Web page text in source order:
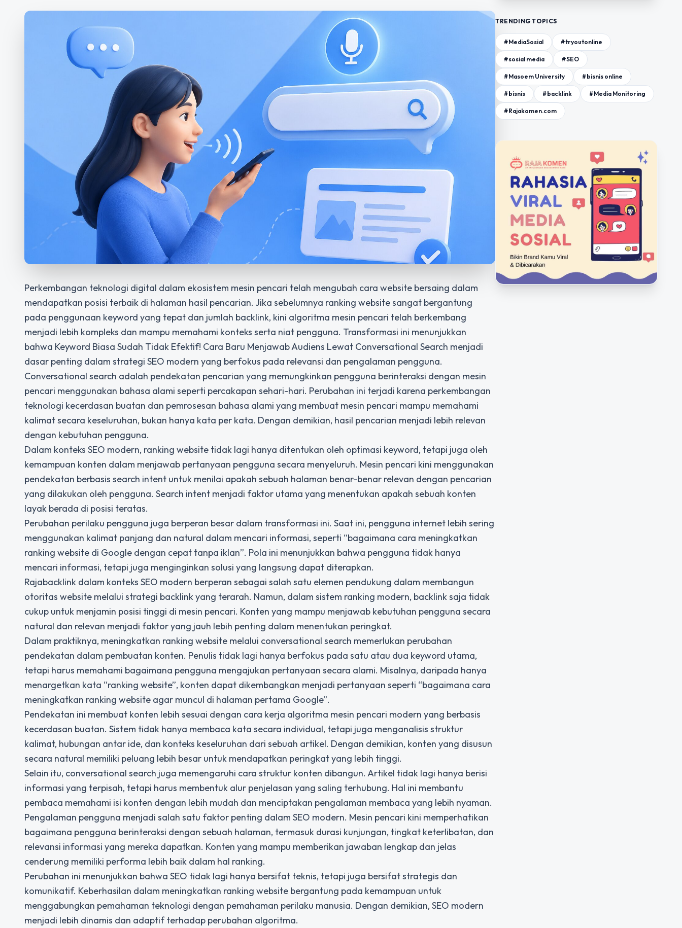
Perkembangan teknologi digital dalam ekosistem mesin pencari telah mengubah cara website bersaing dalam
mendapatkan posisi terbaik di halaman hasil pencarian. Jika sebelumnya ranking website sangat bergantung
pada penggunaan keyword yang tepat dan jumlah backlink, kini algoritma mesin pencari telah berkembang
menjadi lebih kompleks dan mampu memahami konteks serta niat pengguna. Transformasi ini menunjukkan
bahwa Keyword Biasa Sudah Tidak Efektif! Cara Baru Menjawab Audiens Lewat Conversational Search menjadi
dasar penting dalam strategi SEO modern yang berfokus pada relevansi dan pengalaman pengguna.
Conversational search adalah pendekatan pencarian yang memungkinkan pengguna berinteraksi dengan mesin
pencari menggunakan bahasa alami seperti percakapan sehari-hari. Perubahan ini terjadi karena perkembangan
teknologi kecerdasan buatan dan pemrosesan bahasa alami yang membuat mesin pencari mampu memahami
kalimat secara keseluruhan, bukan hanya kata per kata. Dengan demikian, hasil pencarian menjadi lebih relevan
dengan kebutuhan pengguna.
Dalam konteks SEO modern, ranking website tidak lagi hanya ditentukan oleh optimasi keyword, tetapi juga oleh
kemampuan konten dalam menjawab pertanyaan pengguna secara menyeluruh. Mesin pencari kini menggunakan
pendekatan berbasis search intent untuk menilai apakah sebuah halaman benar-benar relevan dengan pencarian
yang dilakukan oleh pengguna. Search intent menjadi faktor utama yang menentukan apakah sebuah konten
layak berada di posisi teratas.
Perubahan perilaku pengguna juga berperan besar dalam transformasi ini. Saat ini, pengguna internet lebih sering
menggunakan kalimat panjang dan natural dalam mencari informasi, seperti “bagaimana cara meningkatkan
ranking website di Google dengan cepat tanpa iklan”. Pola ini menunjukkan bahwa pengguna tidak hanya
mencari informasi, tetapi juga menginginkan solusi yang langsung dapat diterapkan.
Rajabacklink dalam konteks SEO modern berperan sebagai salah satu elemen pendukung dalam membangun
otoritas website melalui strategi backlink yang terarah. Namun, dalam sistem ranking modern, backlink saja tidak
cukup untuk menjamin posisi tinggi di mesin pencari. Konten yang mampu menjawab kebutuhan pengguna secara
natural dan relevan menjadi faktor yang jauh lebih penting dalam menentukan peringkat.
Dalam praktiknya, meningkatkan ranking website melalui conversational search memerlukan perubahan
pendekatan dalam pembuatan konten. Penulis tidak lagi hanya berfokus pada satu atau dua keyword utama,
tetapi harus memahami bagaimana pengguna mengajukan pertanyaan secara alami. Misalnya, daripada hanya
menargetkan kata “ranking website”, konten dapat dikembangkan menjadi pertanyaan seperti “bagaimana cara
meningkatkan ranking website agar muncul di halaman pertama Google”.
Pendekatan ini membuat konten lebih sesuai dengan cara kerja algoritma mesin pencari modern yang berbasis
kecerdasan buatan. Sistem tidak hanya membaca kata secara individual, tetapi juga menganalisis struktur
kalimat, hubungan antar ide, dan konteks keseluruhan dari sebuah artikel. Dengan demikian, konten yang disusun
secara natural memiliki peluang lebih besar untuk mendapatkan peringkat yang lebih tinggi.
Selain itu, conversational search juga memengaruhi cara struktur konten dibangun. Artikel tidak lagi hanya berisi
informasi yang terpisah, tetapi harus membentuk alur penjelasan yang saling terhubung. Hal ini membantu
pembaca memahami isi konten dengan lebih mudah dan menciptakan pengalaman membaca yang lebih nyaman.
Pengalaman pengguna menjadi salah satu faktor penting dalam SEO modern. Mesin pencari kini memperhatikan
bagaimana pengguna berinteraksi dengan sebuah halaman, termasuk durasi kunjungan, tingkat keterlibatan, dan
relevansi informasi yang mereka dapatkan. Konten yang mampu memberikan jawaban lengkap dan jelas
cenderung memiliki performa lebih baik dalam hal ranking.
Perubahan ini menunjukkan bahwa SEO tidak lagi hanya bersifat teknis, tetapi juga bersifat strategis dan
komunikatif. Keberhasilan dalam meningkatkan ranking website bergantung pada kemampuan untuk
menggabungkan pemahaman teknologi dengan pemahaman perilaku manusia. Dengan demikian, SEO modern
menjadi lebih dinamis dan adaptif terhadap perubahan algoritma.
TRENDING TOPICS
#MediaSosial #tryoutonline
#sosial media #SEO
#Masoem University #bisnis online
#bisnis #backlink #Media Monitoring
#Rajakomen.com